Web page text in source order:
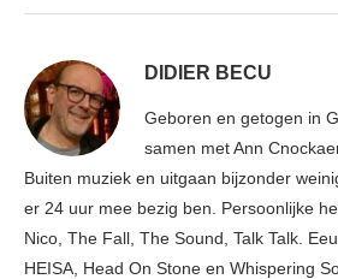
DIDIER BECU
Geboren en getogen in
samen met Ann
Buiten muziek en uitgaan bijzonder
er 24 uur mee bezig ben. Persoonlijke
Nico, The Fall, The Sound, Talk Talk.
HEISA, Head On Stone en Whispering